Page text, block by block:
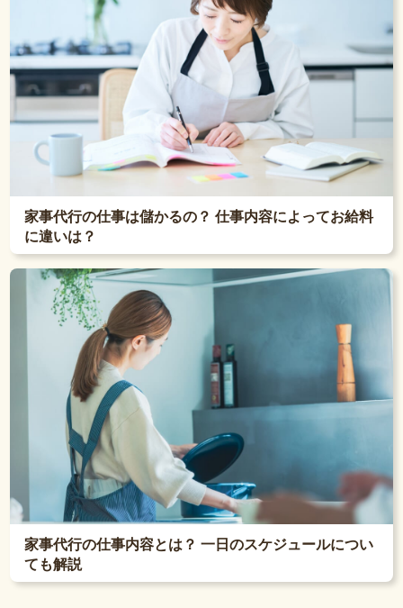
家事代行の仕事は儲かるの？ 仕事内容によってお給料
に違いは？
家事代行の仕事内容とは？ 一日のスケジュールについ
ても解説